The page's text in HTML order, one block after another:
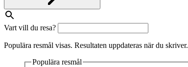
Vart vill du resa?
Populära resmål visas. Resultaten uppdateras när du skriver.
Populära resmål